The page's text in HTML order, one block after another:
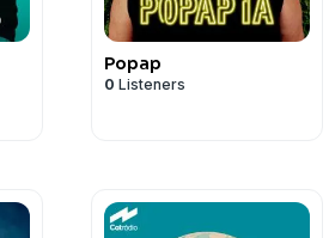
Popap
0 Listeners